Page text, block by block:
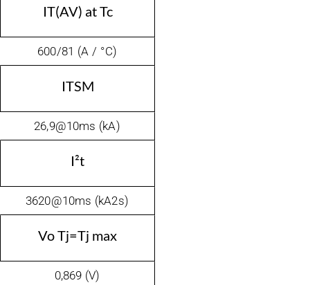
IT(AV) at Tc
600/81 (A / °C)
ITSM
26,9@10ms (kA)
I²t
3620@10ms (kA2s)
Vo Tj=Tj max
0,869 (V)